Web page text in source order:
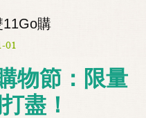
購
01
物節：限量
盡！